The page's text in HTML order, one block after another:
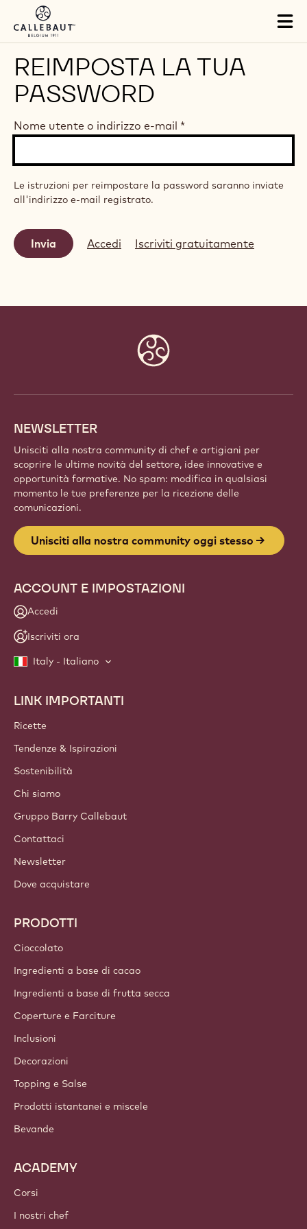
Skip to main content
REIMPOSTA LA TUA
PASSWORD
Nome utente o indirizzo e-mail *
Le istruzioni per reimpostare la password saranno inviate
all'indirizzo e-mail registrato.
Accedi Iscriviti gratuitamente
NEWSLETTER
Unisciti alla nostra community di chef e artigiani per
scoprire le ultime novità del settore, idee innovative e
opportunità formative. No spam: modifica in qualsiasi
momento le tue preferenze per la ricezione delle
comunicazioni.
Unisciti alla nostra community oggi stesso
ACCOUNT E IMPOSTAZIONI
Accedi
Iscriviti ora
Italy - Italiano
Footer
Callebaut
LINK IMPORTANTI
Ricette
Tendenze & Ispirazioni
Sostenibilità
Chi siamo
Gruppo Barry Callebaut
Contattaci
Newsletter
Dove acquistare
PRODOTTI
Cioccolato
Ingredienti a base di cacao
Ingredienti a base di frutta secca
Coperture e Farciture
Inclusioni
Decorazioni
Topping e Salse
Prodotti istantanei e miscele
Bevande
ACADEMY
Corsi
I nostri chef